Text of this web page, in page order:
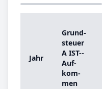
Jahr
Grund­
steu­er
A IST-­
Auf­
kom­
men